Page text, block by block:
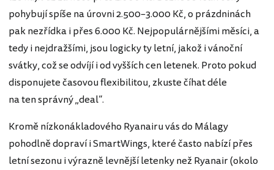
pohybují spíše na úrovni 2.500–3.000 Kč, o prázdninách
pak nezřídka i přes 6.000 Kč. Nejpopulárnějšími měsíci, a
tedy i nejdražšími, jsou logicky ty letní, jakož i vánoční
svátky, což se odvíjí i od vyšších cen letenek. Proto pokud
disponujete časovou flexibilitou, zkuste číhat déle
na ten správný „deal“.
Kromě nízkonákladového Ryanairu vás do Málagy
pohodlně dopraví i SmartWings, které často nabízí přes
letní sezonu i výrazně levnější letenky než Ryanair (okolo